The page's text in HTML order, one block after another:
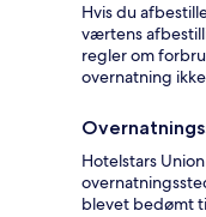
Hvis du
værtens
regler om
overnatning
Hotelstars
blevet bedømt